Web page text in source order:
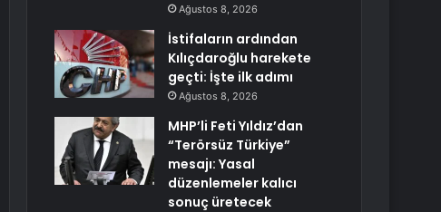
Ağustos 8, 2026
İstifaların ardından
Kılıçdaroğlu harekete
geçti: İşte ilk adımı
Ağustos 8, 2026
MHP’li Feti Yıldız’dan
“Terörsüz Türkiye”
mesajı: Yasal
düzenlemeler kalıcı
sonuç üretecek